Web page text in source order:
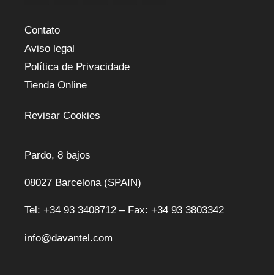
Contato
Aviso legal
Política de Privacidade
Tienda Online
Revisar Cookies
Pardo, 8 bajos
08027 Barcelona (SPAIN)
Tel: +34 93 3408712 – Fax: +34 93 3803342
info@davantel.com